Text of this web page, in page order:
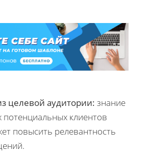
целевой аудитории: знание
потенциальных клиентов
повысить релевантность